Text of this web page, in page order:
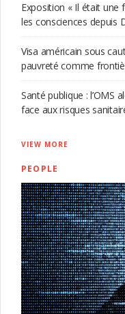
Exposition « Il était une
les consciences depuis
Visa américain sous
pauvreté comme
Santé publique : l’OMS
face aux risques
VIEW MORE
PEOPLE